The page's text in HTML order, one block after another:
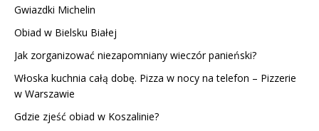
Gwiazdki Michelin
Obiad w Bielsku Białej
Jak zorganizować niezapomniany wieczór panieński?
Włoska kuchnia całą dobę. Pizza w nocy na telefon – Pizzerie
w Warszawie
Gdzie zjeść obiad w Koszalinie?